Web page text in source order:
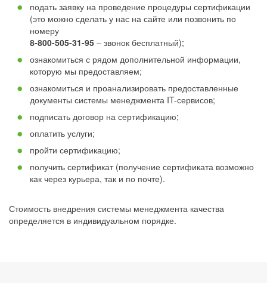
подать заявку на проведение процедуры сертификации
(это можно сделать у нас на сайте или позвонить по
номеру
8-800-505-31-95 – звонок бесплатный);
ознакомиться с рядом дополнительной информации,
которую мы предоставляем;
ознакомиться и проанализировать предоставленные
документы системы менеджмента IT-сервисов;
подписать договор на сертификацию;
оплатить услуги;
пройти сертификацию;
получить сертификат (получение сертификата возможно
как через курьера, так и по почте).
Стоимость внедрения системы менеджмента качества
определяется в индивидуальном порядке.